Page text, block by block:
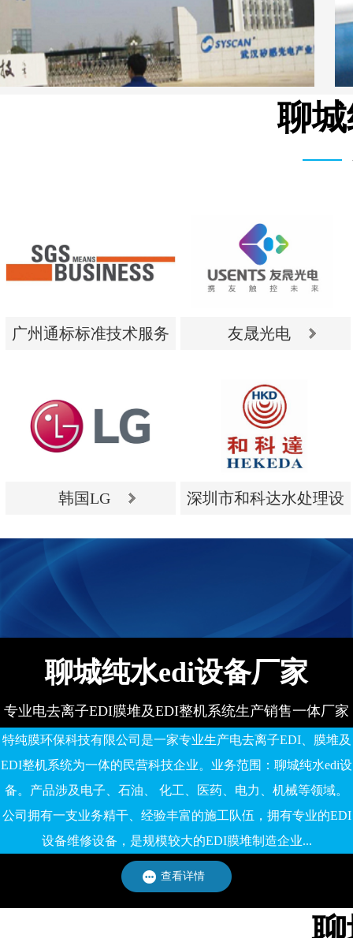
聊
广州通标标准技术服务
广州通标标准技术服务
有限公司
友晟光电
友晟光电
韩国LG
深圳市和科达水处理设
聊城纯水edi设备厂家
专业电去离子EDI膜堆及EDI整机系统生产销售一体厂家
特纯膜环保科技有限公司是一家专业生产电去离子EDI、膜堆及
EDI整机系统为一体的民营科技企业。业务范围：聊城纯水edi设
备。产品涉及电子、石油、 化工、医药、电力、机械等领域。
公司拥有一支业务精干、经验丰富的施工队伍，拥有专业的EDI
设备维修设备，是规模较大的EDI膜堆制造企业...
查看详情